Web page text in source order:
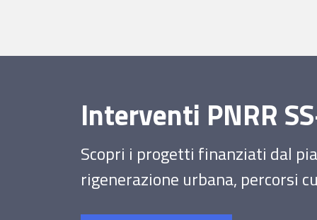
Interventi PNRR
Scopri i progetti finanziati dal
rigenerazione urbana, percorsi